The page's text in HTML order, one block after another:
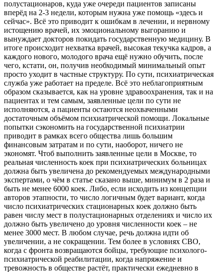
полустационаров, куда уже очереди пациентов записаны
вперёд на 2-3 недели, которым нужна уже помощь «здесь и
сейчас». Всё это приводит к ошибкам в лечении, и нервному
истощению врачей, их эмоциональному выгоранию и
вынуждает докторов покидать государственную медицину. В
итоге происходит нехватка врачей, высокая текучка кадров, а
каждого нового, молодого врача ещё нужно обучить, после
чего, кстати, он, получив необходимый минимальный опыт
просто уходит в частные структуру. По сути, психиатрическая
служба уже работает на пределе. Всё это неблагоприятным
образом сказывается, как на уровне здравоохранения, так и на
пациентах и тем самым, заявленные цели по сути не
исполняются, а пациенты остаются неохваченными
достаточным объёмом психиатрической помощи. Локальные
попытки сэкономить на государственной психиатрии
приводит в рамках всего общества лишь большим
финансовым затратам и по сути, наоборот, ничего не
экономят. Чтоб выполнить заявленные цели в Москве, то
реальная численность коек при психиатрических больницах
должна быть увеличена до рекомендуемых международными
экспертами, о чём в статье сказано выше, минимум в 2 раза и
быть не менее 6000 коек. Либо, если исходить из концепции
авторов этапности, то число логичным будет вариант, когда
число психиатрических стационарных коек должно быть
равен числу мест в полустационарных отделениях и число их
должно быть увеличено до уровня численности коек – не
менее 3000 мест. В любом случае, речь должна идти об
увеличении, а не сокращении. Тем более в условиях СВО,
когда с фронта возвращаются бойцы, требующие психолого-
психиатрической реабилитации, когда напряжение и
тревожность в обществе растёт, практически ежедневно в